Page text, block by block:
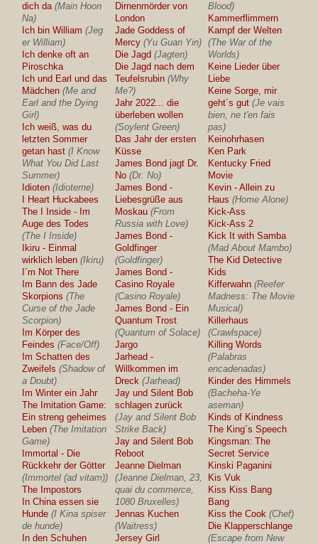
dich da (Main Hoon
Na)
Ich bin William (Jeg
er William)
Ich denke oft an
Piroschka
Ich und Earl und das
Mädchen (Me and
Earl and the Dying
Girl)
Ich weiß, was du
letzten Sommer
getan hast (I Know
What You Did Last
Summer)
Idioten (Idioterne)
I Heart Huckabees
The I Inside - Im
Auge des Todes
(The I Inside)
Ikiru - Einmal
wirklich leben (Ikiru)
I´m Not There
Im Bann des Jade
Skorpions (The
Curse of the Jade
Scorpion)
Im Körper des
Feindes (Face/Off)
Im Schatten des
Zweifels (Shadow of
a Doubt)
Im Winter ein Jahr
The Imitation Game:
Ein streng geheimes
Leben (The Imitation
Game)
Immortal - Die
Rückkehr der Götter
(Immortel (ad vitam))
The Impostors
In China essen sie
Hunde (I Kina spiser
de hunde)
In den Schuhen
Dirnenmörder von
London
Jade Goddess of
Mercy (Yu Guan Yin)
Die Jagd (Jagten)
Die Jagd nach dem
Teufelsrubin (Why
Me?)
Jahr 2022... die
überleben wollen
(Soylent Green)
Das Jahr der ersten
Küsse
James Bond jagt Dr.
No (Dr. No)
James Bond -
Liebesgrüße aus
Moskau (From
Russia with Love)
James Bond -
Goldfinger
(Goldfinger)
James Bond -
Casino Royale
(Casino Royale)
James Bond - Ein
Quantum Trost
(Quantum of Solace)
Jargo
Jarhead -
Willkommen im
Dreck (Jarhead)
Jay und Silent Bob
schlagen zurück
(Jay and Silent Bob
Strike Back)
Jay and Silent Bob
Reboot
Jeanne Dielman
(Jeanne Dielman, 23,
quai du commerce,
1080 Bruxelles)
Jennas Kuchen
(Waitress)
Jersey Girl
Blood)
Kammerflimmern
Kampf der Welten
(The War of the
Worlds)
Keine Lieder über
Liebe
Keine Sorge, mir
geht´s gut (Je vais
bien, ne t'en fais
pas)
Keinohrhasen
Ken Park
Kentucky Fried
Movie
Kevin - Allein zu
Haus (Home Alone)
Kick-Ass
Kick-Ass 2
Kick It with Samba
(Mad About Mambo)
The Kid Detective
Kids
Kifferwahn (Reefer
Madness: The Movie
Musical)
Killerhaus
(Crawlspace)
Killing Words
(Palabras
encadenadas)
Kinder des Himmels
(Bacheha-Ye
aseman)
Kinds of Kindness
The King´s Speech
Kingsman: The
Secret Service
Kinski Paganini
Kis Vuk
Kiss Kiss Bang
Bang
Kiss the Cook (Chef)
Die Klapperschlange
(Escape from New